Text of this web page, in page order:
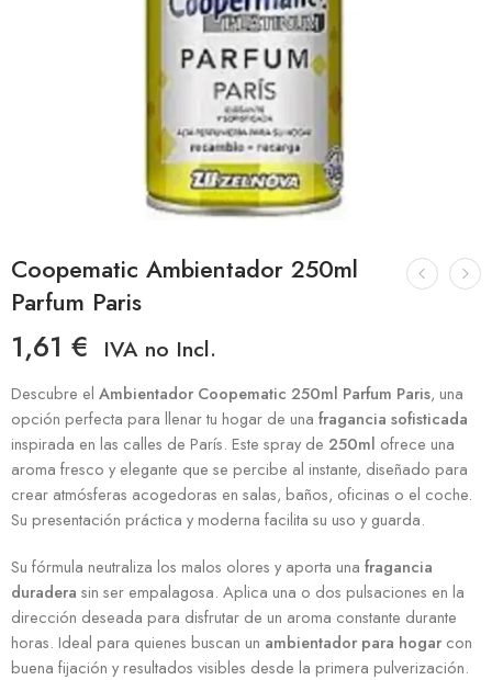
Coopematic Ambientador 250ml
Parfum Paris
1,61 € IVA no Incl.
Descubre el Ambientador Coopematic 250ml Parfum Paris, una
opción perfecta para llenar tu hogar de una fragancia sofisticada
inspirada en las calles de París. Este spray de 250ml ofrece una
aroma fresco y elegante que se percibe al instante, diseñado para
crear atmósferas acogedoras en salas, baños, oficinas o el coche.
Su presentación práctica y moderna facilita su uso y guarda.
Su fórmula neutraliza los malos olores y aporta una fragancia
duradera sin ser empalagosa. Aplica una o dos pulsaciones en la
dirección deseada para disfrutar de un aroma constante durante
horas. Ideal para quienes buscan un ambientador para hogar con
buena fijación y resultados visibles desde la primera pulverización.